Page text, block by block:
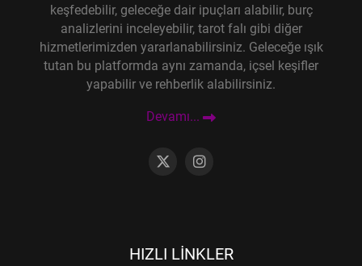
keşfedebilir, geleceğe dair ipuçları alabilir, burç
analizlerini inceleyebilir, tarot falı gibi diğer
hizmetlerimizden yararlanabilirsiniz. Geleceğe ışık
tutan bu platformda aynı zamanda, içsel keşifler
yapabilir ve rehberlik alabilirsiniz.
Devamı...
HIZLI LINKLER